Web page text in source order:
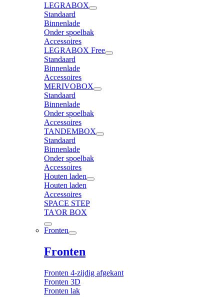
LEGRABOX
Standaard
Binnenlade
Onder spoelbak
Accessoires
LEGRABOX Free
Standaard
Binnenlade
Accessoires
MERIVOBOX
Standaard
Binnenlade
Onder spoelbak
Accessoires
TANDEMBOX
Standaard
Binnenlade
Onder spoelbak
Accessoires
Houten laden
Houten laden
Accessoires
SPACE STEP
TA'OR BOX
Fronten
Fronten
Fronten 4-zijdig afgekant
Fronten 3D
Fronten lak